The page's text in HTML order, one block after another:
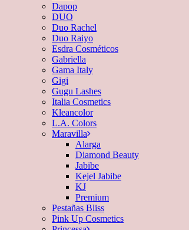
Dapop
DUO
Duo Rachel
Duo Raiyo
Esdra Cosméticos
Gabriella
Gama Italy
Gigi
Gugu Lashes
Italia Cosmetics
Kleancolor
L.A. Colors
Maravilla
Alarga
Diamond Beauty
Jabibe
Kejel Jabibe
KJ
Premium
Pestañas Bliss
Pink Up Cosmetics